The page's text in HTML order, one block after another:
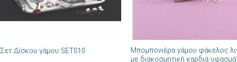
Σετ Δίσκου γάμου SET010
Μπομπονιέρα γάμου φάκελος
με διακοσμητική καρδιά